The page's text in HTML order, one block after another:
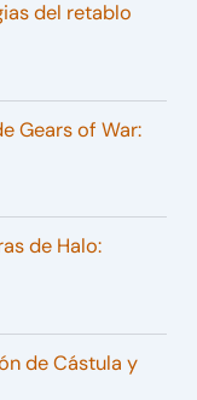
del retablo
Gears of War:
de Halo:
de Cástula y